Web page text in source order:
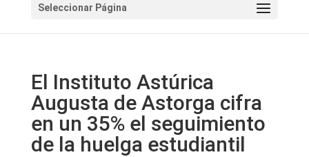
Seleccionar Página
El Instituto Astúrica
Augusta de Astorga cifra
en un 35% el seguimiento
de la huelga estudiantil